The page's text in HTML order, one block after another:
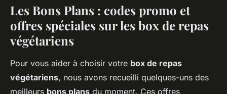
Les Bons Plans : codes promo et
offres spéciales sur les box de repas
végétariens
Pour vous aider à choisir votre box de repas
végétariens, nous avons recueilli quelques-uns des
meilleurs bons plans du moment. Ces offres